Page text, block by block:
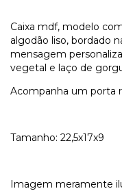
Caixa mdf, modelo
algodão liso, bordado
mensagem
vegetal e laço de
Acompanha um porta
Tamanho: 22,5x17x9
Imagem meramente